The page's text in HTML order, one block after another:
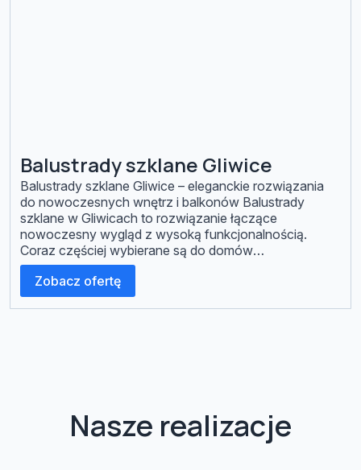
Balustrady szklane Gliwice
Balustrady szklane Gliwice – eleganckie rozwiązania
do nowoczesnych wnętrz i balkonów Balustrady
szklane w Gliwicach to rozwiązanie łączące
nowoczesny wygląd z wysoką funkcjonalnością.
Coraz częściej wybierane są do domów
jednorodzinnych, apartamentów oraz budynków
firmowych. Dzięki zastosowaniu szkła hartowanego
lub laminowanego konstrukcje są trwałe, bezpieczne i
Zobacz ofertę
Nasze realizacje